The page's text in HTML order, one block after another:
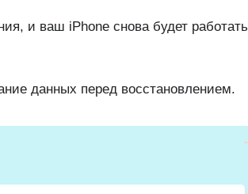
и ваш iPhone снова будет работать
данных перед восстановлением.